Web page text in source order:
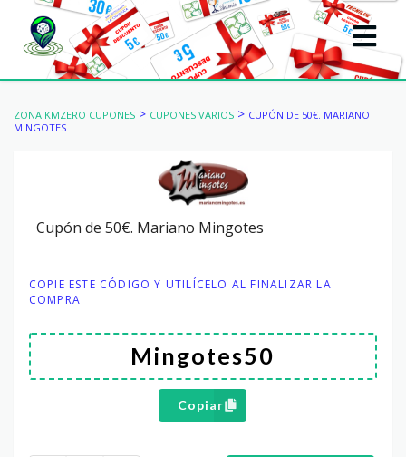
ZONA KMZERO CUPONES > CUPONES VARIOS > CUPÓN DE 50€. MARIANO
MINGOTES
Cupón de 50€. Mariano Mingotes
COPIE ESTE CÓDIGO Y UTILÍCELO AL FINALIZAR LA
COMPRA
Copiar